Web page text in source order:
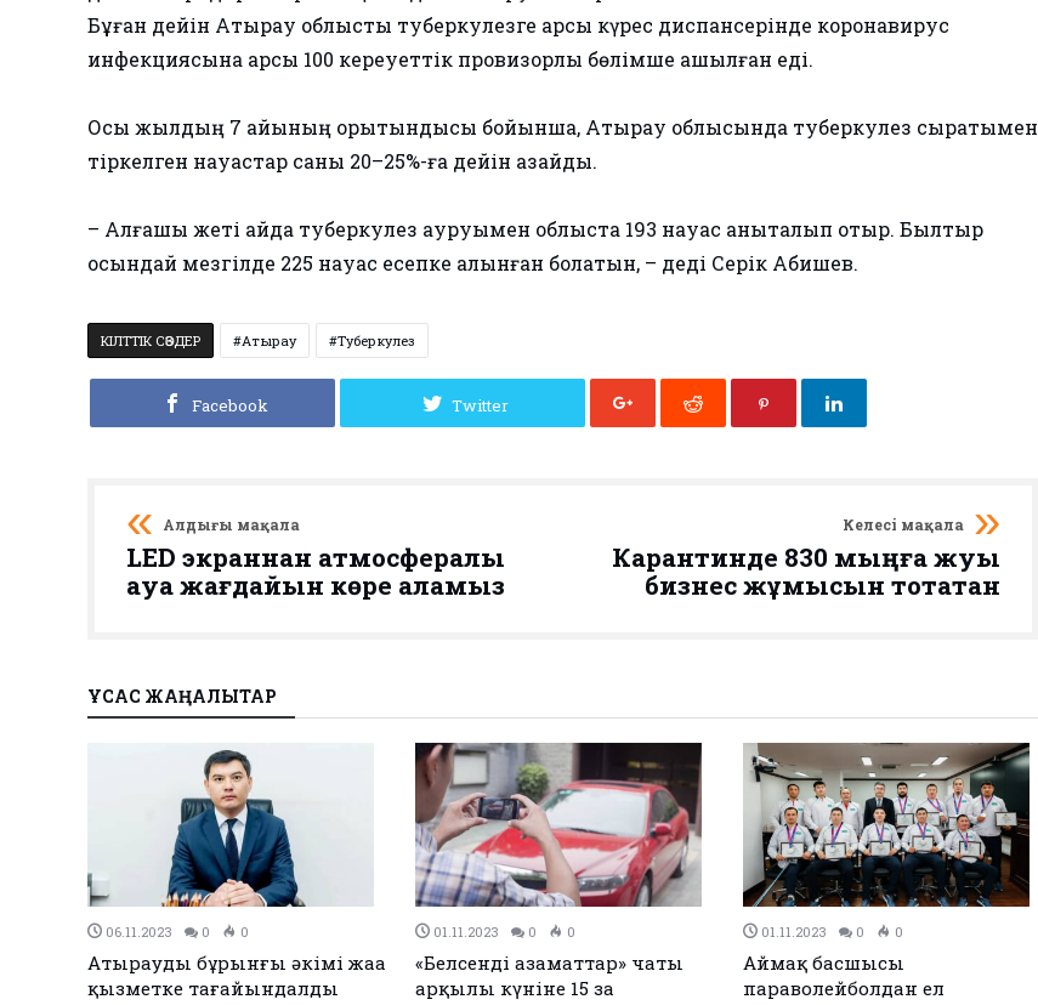
Бұған дейін Атырау облыстық туберкулезге қарсы күрес диспансерінде коронавирус
инфекциясына қарсы 100 кереуеттік провизорлық бөлімше ашылған еді.
Осы жылдың 7 айының қорытындысы бойынша, Атырау облысында туберкулез сырқатымен
тіркелген науқастар саны 20–25%-ға дейін азайды.
– Алғашқы жеті айда туберкулез ауруымен облыста 193 науқас анықталып отыр. Былтыр
осындай мезгілде 225 науқас есепке алынған болатын, – деді Серік Абишев.
КІЛТТІК СӨЗДЕР Атырау Туберкулез
Facebook Twitter
Алдыңғы мақала
LED экраннан атмосфералық
ауа жағдайын көре аламыз
Келесі мақала
Карантинде 830 мыңға жуық
бизнес жұмысын тоқтатқан
ҰҚСАС ЖАҢАЛЫҚТАР
31.10.2023 0 0
Атырауда эхинококкоз
ауруының 9 жағдайы тіркелді
31.10.2023 0 0
Қағаз стақандар шығарып,
Теңіз мердігері атанды
30.10.2023 0 0
Атырауда апатты үй
тұрғындарына жаңа баспана